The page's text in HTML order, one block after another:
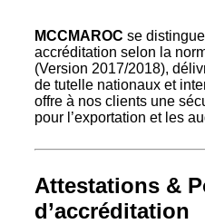
MCCMAROC se
accréditation selon la
(Version 2017/2018),
de tutelle nationaux et
offre à nos clients une
pour l’exportation et les
Attestations &
d’accréditation